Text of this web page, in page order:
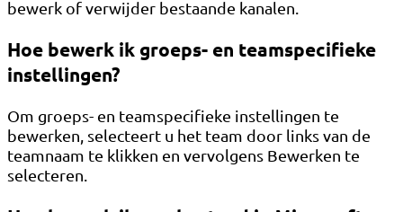
bewerk of verwijder bestaande kanalen.
Hoe bewerk ik groeps- en teamspecifieke
instellingen?
Om groeps- en teamspecifieke instellingen te
bewerken, selecteert u het team door links van de
teamnaam te klikken en vervolgens Bewerken te
selecteren.